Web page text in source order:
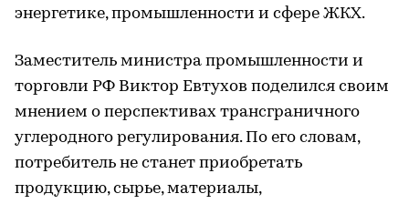
энергетике, промышленности и сфере ЖКХ.
Заместитель министра промышленности и
торговли РФ Виктор Евтухов поделился своим
мнением о перспективах трансграничного
углеродного регулирования. По его словам,
потребитель не станет приобретать
продукцию, сырье, материалы,